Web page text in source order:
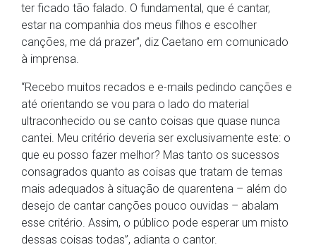
ter ficado tão falado. O fundamental, que é cantar,
estar na companhia dos meus filhos e escolher
canções, me dá prazer”, diz Caetano em comunicado
à imprensa.
“Recebo muitos recados e e-mails pedindo canções e
até orientando se vou para o lado do material
ultraconhecido ou se canto coisas que quase nunca
cantei. Meu critério deveria ser exclusivamente este: o
que eu posso fazer melhor? Mas tanto os sucessos
consagrados quanto as coisas que tratam de temas
mais adequados à situação de quarentena – além do
desejo de cantar canções pouco ouvidas – abalam
esse critério. Assim, o público pode esperar um misto
dessas coisas todas”, adianta o cantor.